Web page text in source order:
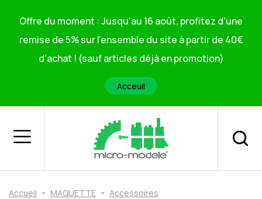
Offre du moment : Jusqu'au 16 août, profitez d'une
remise de 5% sur l'ensemble du site à partir de 40€
d'achat ! (sauf articles déjà en promotion)
Acceuil
Accueil MAQUETTE
Accessoires